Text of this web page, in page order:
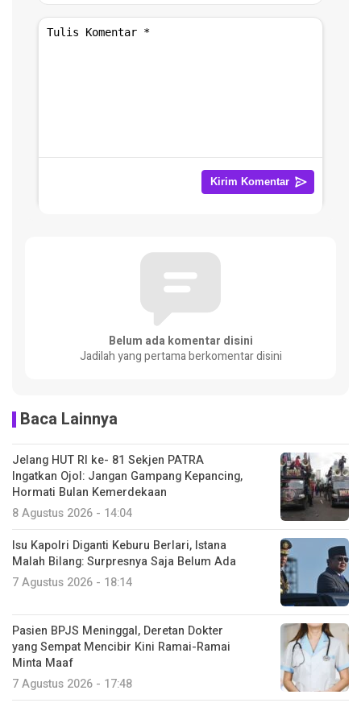
Belum ada komentar disini
Jadilah yang pertama berkomentar disini
Baca Lainnya
Jelang HUT RI ke- 81 Sekjen PATRA
Ingatkan Ojol: Jangan Gampang Kepancing,
Hormati Bulan Kemerdekaan
8 Agustus 2026 - 14:04
Isu Kapolri Diganti Keburu Berlari, Istana
Malah Bilang: Surpresnya Saja Belum Ada
7 Agustus 2026 - 18:14
Pasien BPJS Meninggal, Deretan Dokter
yang Sempat Mencibir Kini Ramai-Ramai
Minta Maaf
7 Agustus 2026 - 17:48